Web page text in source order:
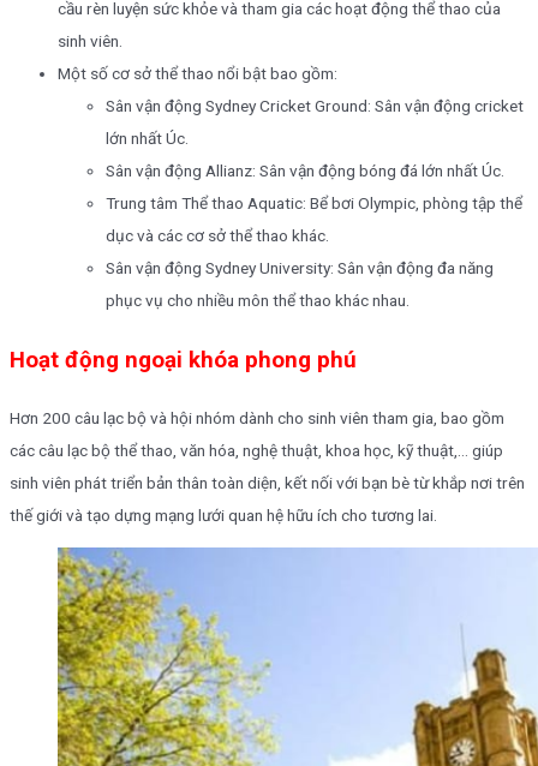
cầu rèn luyện sức khỏe và tham gia các hoạt động thể thao của
sinh viên.
Một số cơ sở thể thao nổi bật bao gồm:
Sân vận động Sydney Cricket Ground: Sân vận động cricket
lớn nhất Úc.
Sân vận động Allianz: Sân vận động bóng đá lớn nhất Úc.
Trung tâm Thể thao Aquatic: Bể bơi Olympic, phòng tập thể
dục và các cơ sở thể thao khác.
Sân vận động Sydney University: Sân vận động đa năng
phục vụ cho nhiều môn thể thao khác nhau.
Hoạt động ngoại khóa phong phú
Hơn 200 câu lạc bộ và hội nhóm dành cho sinh viên tham gia, bao gồm
các câu lạc bộ thể thao, văn hóa, nghệ thuật, khoa học, kỹ thuật,… giúp
sinh viên phát triển bản thân toàn diện, kết nối với bạn bè từ khắp nơi trên
thế giới và tạo dựng mạng lưới quan hệ hữu ích cho tương lai.